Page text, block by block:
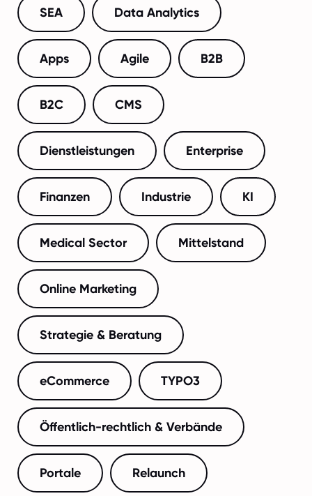
SEA Data Analytics
Apps Agile B2B
B2C CMS
Dienstleistungen Enterprise
Finanzen Industrie KI
Medical Sector Mittelstand
Online Marketing
Strategie & Beratung
eCommerce TYPO3
Öffentlich-rechtlich & Verbände
Portale Relaunch